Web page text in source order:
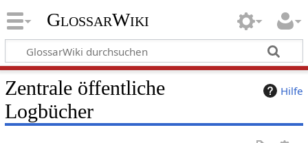
GlossarWiki
Hilfe
Zentrale öffentliche
Logbücher